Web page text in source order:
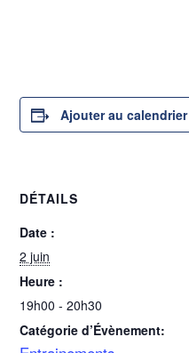
Ajouter au calendrier
DÉTAILS
Date :
2 juin
Heure :
19h00 - 20h30
Catégorie d’Évènement: